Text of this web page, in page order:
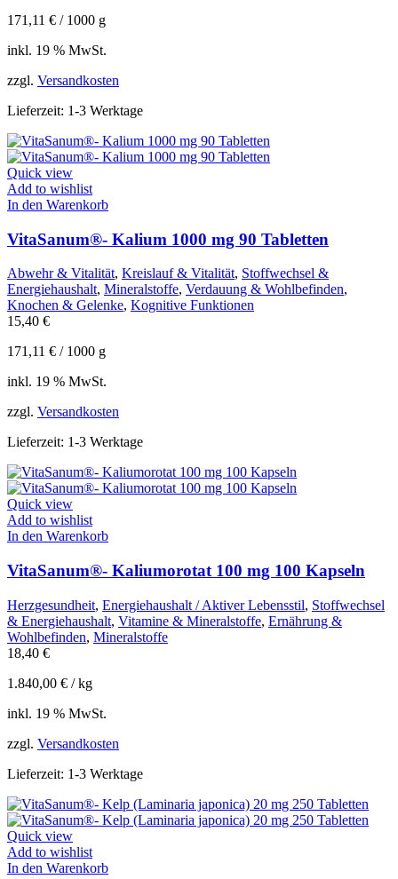
171,11 € / 1000 g
inkl. 19 % MwSt.
zzgl. Versandkosten
Lieferzeit: 1-3 Werktage
Quick view
Add to wishlist
In den Warenkorb
VitaSanum®- Kalium 1000 mg 90 Tabletten
Abwehr & Vitalität, Kreislauf & Vitalität, Stoffwechsel &
Energiehaushalt, Mineralstoffe, Verdauung & Wohlbefinden,
Knochen & Gelenke, Kognitive Funktionen
15,40 €
171,11 € / 1000 g
inkl. 19 % MwSt.
zzgl. Versandkosten
Lieferzeit: 1-3 Werktage
Quick view
Add to wishlist
In den Warenkorb
VitaSanum®- Kaliumorotat 100 mg 100 Kapseln
Herzgesundheit, Energiehaushalt / Aktiver Lebensstil, Stoffwechsel
& Energiehaushalt, Vitamine & Mineralstoffe, Ernährung &
Wohlbefinden, Mineralstoffe
18,40 €
1.840,00 € /kg
inkl. 19 % MwSt.
zzgl. Versandkosten
Lieferzeit: 1-3 Werktage
Quick view
Add to wishlist
In den Warenkorb